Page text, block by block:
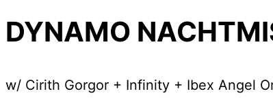
DYNAMO
w/ Cirith Gorgor + Infinity + Ibex Angel